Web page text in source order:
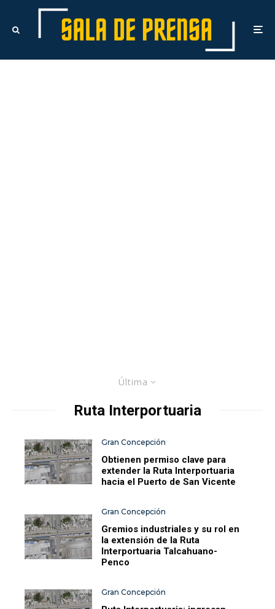
Última
Ruta Interportuaria
Gran Concepción
Obtienen permiso clave para
extender la Ruta Interportuaria
hacia el Puerto de San Vicente
Gran Concepción
Gremios industriales y su rol en
la extensión de la Ruta
Interportuaria Talcahuano-
Penco
Gran Concepción